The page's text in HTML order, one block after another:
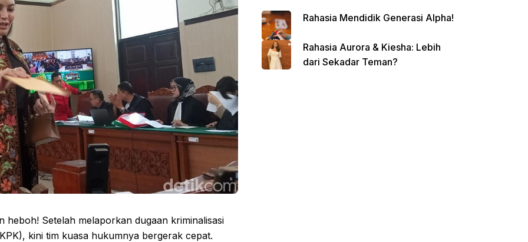
heboh! Setelah melaporkan dugaan kriminalisasi
kini tim kuasa hukumnya bergerak cepat.
Rahasia Mendidik Generasi Alpha!
Rahasia Aurora & Kiesha: Lebih
dari Sekadar Teman?